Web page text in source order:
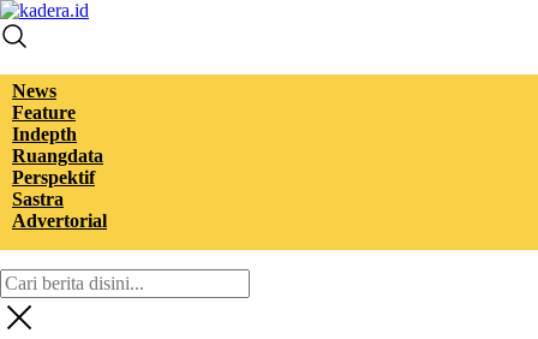
kadera.id
Tempat bertutur
News
Feature
Indepth
Ruangdata
Perspektif
Sastra
Advertorial